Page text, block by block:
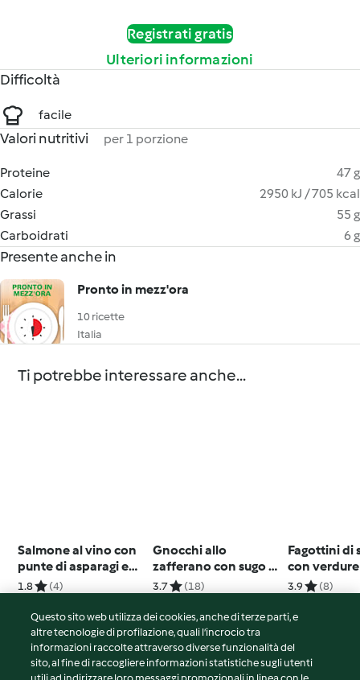
Registrati gratis
Ulteriori informazioni
Difficoltà
facile
Valori nutritivi per 1 porzione
Proteine
47 g
Calorie
2950 kJ / 705 kcal
Grassi
55 g
Carboidrati
6 g
Presente anche in
Pronto in mezz'ora
10 ricette
Italia
Ti potrebbe interessare anche...
Salmone al vino con
punte di asparagi e
quinoa
1.8 (4)
Gnocchi allo
zafferano con sugo al
radicchio
3.7 (18)
Fagottini di
con verdure
3.9 (8)
© Copyright 2026
Questo sito web utilizza dei cookies, anche di terze parti, e
altre tecnologie di profilazione, quali l’incrocio tra
informazioni raccolte attraverso diverse funzionalità del
sito, al fine di raccogliere informazioni statistiche sugli utenti